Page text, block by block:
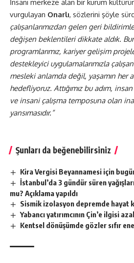
İnsanı merkeze alan bir kurum
vurgulayan Onarlı, sözlerini şöyle
çalışanlarımızdan gelen geri
değişen beklentileri dikkate aldık.
programlarımız, kariyer gelişim
destekleyici uygulamalarımızla
mesleki anlamda değil, yaşamın her
hedefliyoruz. Attığımız bu adım, insan
ve insani çalışma temposuna olan
yansımasıdır.”
Şunları da beğenebilirsiniz
Kira Vergisi Beyannamesi için
İstanbul’da 3 gündür süren
mu? Açıklama yapıldı
Sismik izolasyon depremde hayat
Yabancı yatırımcının Çin’e ilgisi
Kentsel dönüşümde gözler sıfır